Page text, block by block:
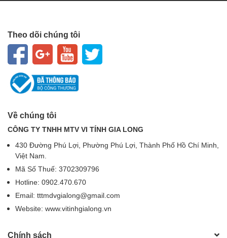
Theo dõi chúng tôi
Về chúng tôi
CÔNG TY TNHH MTV VI TÍNH GIA LONG
430 Đường Phú Lợi, Phường Phú Lợi, Thành Phố Hồ Chí Minh,
Việt Nam.
Mã Số Thuế: 3702309796
Hotline: 0902.470.670
Email: tttmdvgialong@gmail.com
Website: www.vitinhgialong.vn
Chính sách